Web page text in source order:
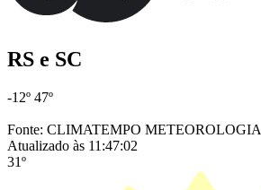
RS e SC
-12º 47º
Fonte: CLIMATEMPO METEOROLOGIA
Atualizado às 11:47:02
31º